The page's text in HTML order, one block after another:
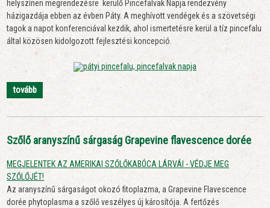
helyszínen megrendezésre kerülő Pincefalvak Napja rendezvény
házigazdája ebben az évben Páty. A meghívott vendégek és a szövetségi
tagok a napot konferenciával kezdik, ahol ismertetésre kerül a tíz pincefalu
által közösen kidolgozott fejlesztési koncepció.
tovább
Szőlő aranyszínű sárgaság Grapevine flavescence dorée
MEGJELENTEK AZ AMERIKAI SZŐLŐKABÓCA LÁRVÁI - VÉDJE MEG
SZŐLŐJÉT!
Az aranyszínű sárgaságot okozó fitoplazma, a Grapevine Flavescence
dorée phytoplasma a szőlő veszélyes új károsítója. A fertőzés